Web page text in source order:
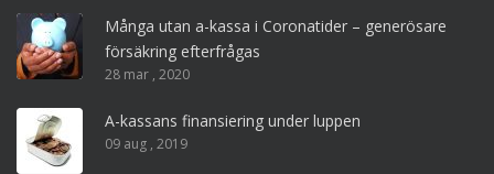
Många utan a-kassa i Coronatider – generösare
försäkring efterfrågas
28 mar , 2020
A-kassans finansiering under luppen
09 aug , 2019